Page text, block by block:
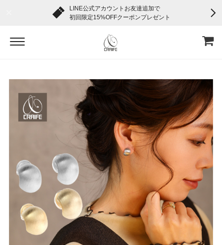
LINE公式アカウントお友達追加で
初回限定15%OFFクーポンプレゼント